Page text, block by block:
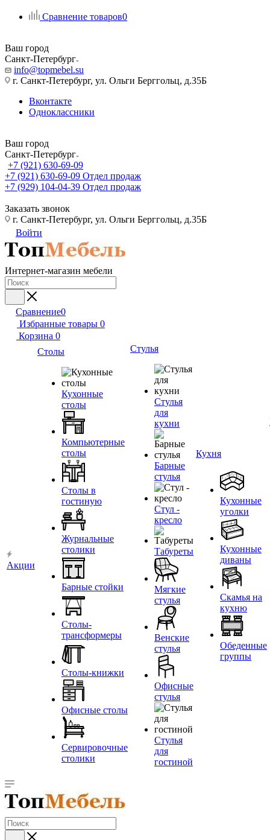
Сравнение товаров0
Ваш город
Санкт-Петербург
info@topmebel.su
г. Санкт-Петербург, ул. Ольги Берггольц, д.35Б
Вконтакте
Одноклассники
Ваш город
Санкт-Петербург
+7 (921) 630-69-09
+7 (921) 630-69-09 Отдел продаж
+7 (929) 104-04-39 Отдел продаж
Заказать звонок
г. Санкт-Петербург, ул. Ольги Берггольц, д.35Б
Войти
Интернет-магазин мебели
Сравнение0
Избранные товары 0
Корзина 0
Акции
Столы
Кухонные
столы
Компьютерные
столы
Столы в
гостиную
Журнальные
столики
Барные стойки
Столы-
трансформеры
Столы-книжки
Офисные столы
Сервировочные
столики
Стулья
Стулья
для
кухни
Барные
стулья
Стул -
кресло
Табуреты
Мягкие
стулья
Венские
стулья
Офисные
стулья
Стулья
для
гостиной
Кухня
Кухонные
уголки
Кухонные
диваны
Скамья на
кухню
Обеденные
группы